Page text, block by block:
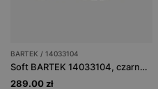
BARTEK / 14033104
Soft BARTEK 14033104, czarno-brązowy
289.00 zł